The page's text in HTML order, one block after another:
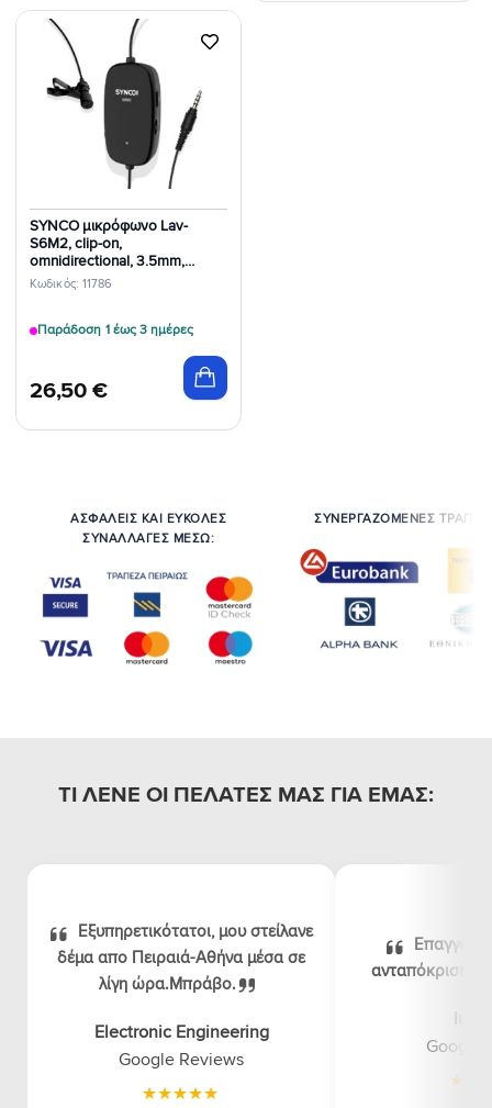
Επιθυμιών
Κωδικός: 11786
SYNCO μικρόφωνο Lav-
S6M2, clip-on,
omnidirectional, 3.5mm,
400mAh, μαύρο
26,50 €
Παράδοση 1 έως 3 ημέρες
ΑΣΦΑΛΕΙΣ ΚΑΙ ΕΥΚΟΛΕΣ
ΣΥΝΑΛΛΑΓΕΣ ΜΕΣΩ:
ΣΥΝΕΡΓΑΖΟΜΕΝΕΣ
ΤΙ ΛΕΝΕ ΟΙ ΠΕΛΑΤΕΣ ΜΑΣ ΓΙΑ ΕΜΑΣ:
Εξυπηρετικότατοι, μου στείλανε
δέμα απο Πειραιά-Αθήνα μέσα σε
λίγη ώρα.Μπράβο.
Electronic Engineering
Google Reviews
ανταπόκριση,
Google